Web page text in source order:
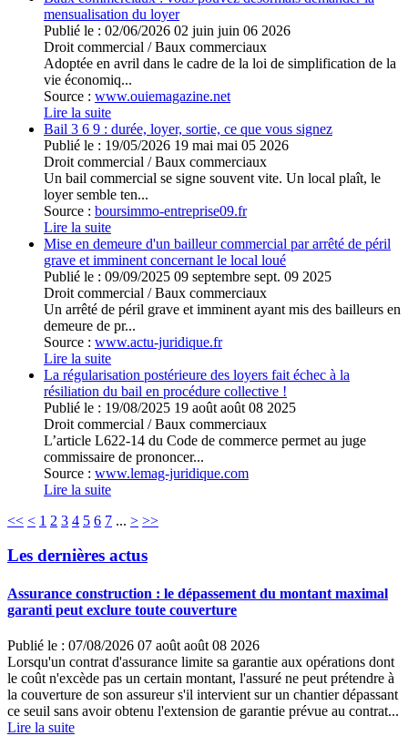
mensualisation du loyer
Publié le : 02/06/2026 02 juin juin 06 2026
Droit commercial /Baux commerciaux
Adoptée en avril dans le cadre de la loi de simplification de la
vie économiq...
Source : www.ouiemagazine.net
Lire la suite
Bail 3 6 9 : durée, loyer, sortie, ce que vous signez
Publié le : 19/05/2026 19 mai mai 05 2026
Droit commercial /Baux commerciaux
Un bail commercial se signe souvent vite. Un local plaît, le
loyer semble ten...
Source : boursimmo-entreprise09.fr
Lire la suite
Mise en demeure d'un bailleur commercial par arrêté de péril
grave et imminent concernant le local loué
Publié le : 09/09/2025 09 septembre sept. 09 2025
Droit commercial /Baux commerciaux
Un arrêté de péril grave et imminent ayant mis des bailleurs en
demeure de pr...
Source : www.actu-juridique.fr
Lire la suite
La régularisation postérieure des loyers fait échec à la
résiliation du bail en procédure collective !
Publié le : 19/08/2025 19 août août 08 2025
Droit commercial /Baux commerciaux
L’article L622-14 du Code de commerce permet au juge
commissaire de prononcer...
Source : www.lemag-juridique.com
Lire la suite
<< < 1 2 3 4 5 6 7 ... > >>
Les dernières actus
Assurance construction : le dépassement du montant maximal
garanti peut exclure toute couverture
Publié le : 07/08/2026 07 août août 08 2026
Lorsqu'un contrat d'assurance limite sa garantie aux opérations dont
le coût n'excède pas un certain montant, l'assuré ne peut prétendre à
la couverture de son assureur s'il intervient sur un chantier dépassant
ce seuil sans avoir obtenu l'extension de garantie prévue au contrat...
Lire la suite